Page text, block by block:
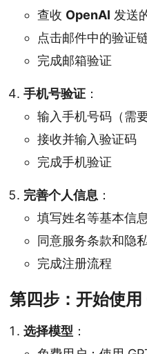
查收 OpenAI 发送
点击邮件中的验证
完成邮箱验证
手机号验证 ：
输入手机号码（需
接收并输入验证码
完成手机验证
完善个人信息 ：
填写姓名等基本信息
同意服务条款和隐
完成注册流程
第四步：开始使
选择模型 ：